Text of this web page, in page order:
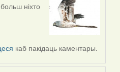
ніхто
каб пакідаць каментары.